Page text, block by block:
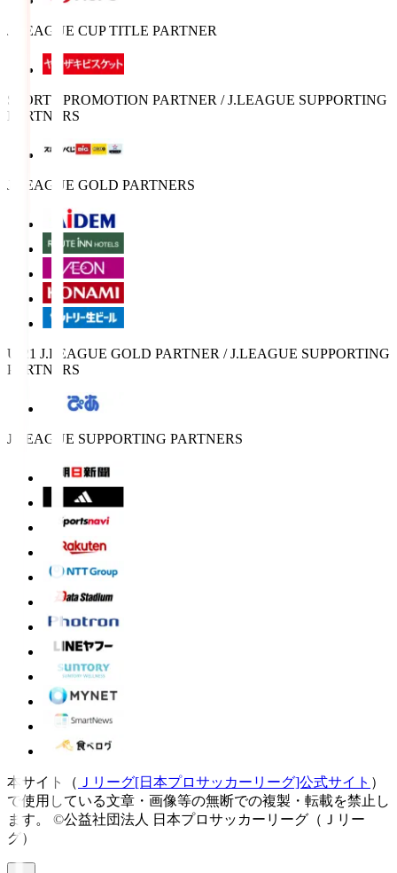
J.LEAGUE CUP TITLE PARTNER
SPORTS PROMOTION PARTNER / J.LEAGUE SUPPORTING
PARTNERS
J.LEAGUE GOLD PARTNERS
U-21 J.LEAGUE GOLD PARTNER / J.LEAGUE SUPPORTING
PARTNERS
J.LEAGUE SUPPORTING PARTNERS
本サイト（ Ｊリーグ[日本プロサッカーリーグ]公式サイト ）
で使用している文章・画像等の無断での複製・転載を禁止し
ます。
©公益社団法人 日本プロサッカーリーグ（Ｊリー
グ）